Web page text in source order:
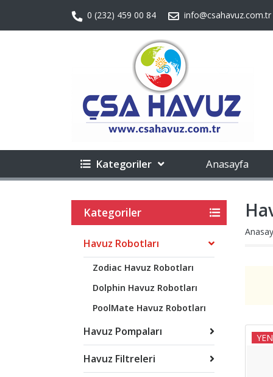
0 (232) 459 00 84 info@csahavuz.com.tr
Kategoriler Anasayfa
Kategoriler
Havuz Robotları
Zodiac Havuz Robotları
Dolphin Havuz Robotları
PoolMate Havuz Robotları
Havuz Pompaları
Havuz Filtreleri